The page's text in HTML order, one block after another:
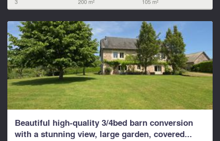
Beautiful high-quality 3/4bed barn conversion
with a stunning view, large garden, covered...